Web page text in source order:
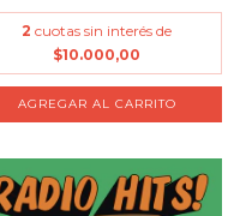
2 cuotas sin interés de
$10.000,00